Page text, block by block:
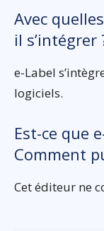
Avec
il s’intégrer
e-Label
logiciels.
Est-ce que
Comment
Cet éditeur ne